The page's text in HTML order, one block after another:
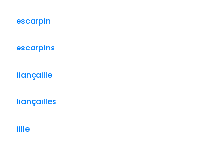
escarpin
escarpins
fiançaille
fiançailles
fille